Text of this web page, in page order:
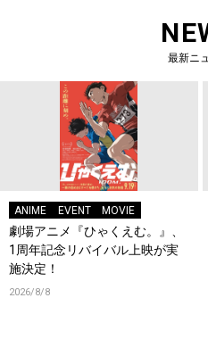
最新ニ
ANIME EVENT MOVIE
劇場アニメ『ひゃくえむ。』、
1周年記念リバイバル上映が実
施決定！
2026/8/8